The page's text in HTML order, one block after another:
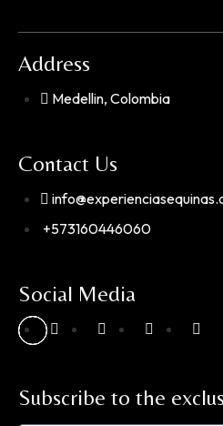
Address
Medellin, Colombia
Contact Us
+573160446060
Social Media
Subscribe to the